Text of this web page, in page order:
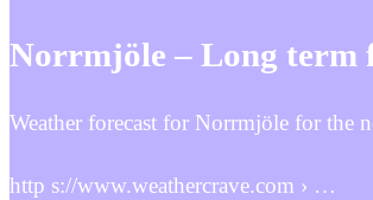
Norrmjöle – Long term
Weather forecast for Norrmjöle for the
http s://www.weathercrave.com › …